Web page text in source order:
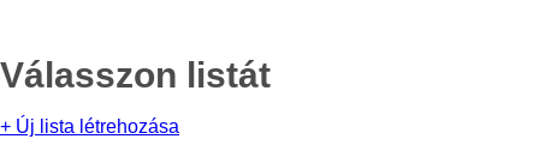
Válasszon listát
+ Új lista létrehozása